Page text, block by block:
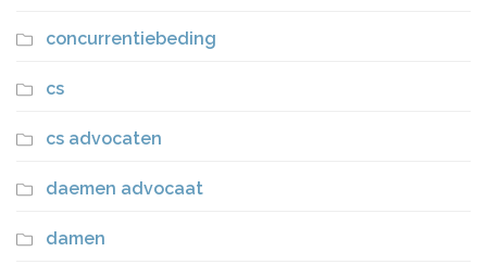
concurrentiebeding
cs
cs advocaten
daemen advocaat
damen